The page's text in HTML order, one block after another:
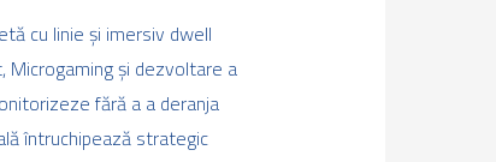
cu linie și imersiv dwell
și dezvoltare a
fără a a deranja
întruchipează strategic